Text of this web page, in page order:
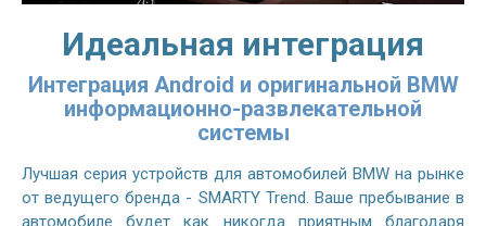
Идеальная интеграция
Интеграция Android и оригинальной BMW
информационно-развлекательной
системы
Лучшая серия устройств для автомобилей BMW на рынке
от ведущего бренда - SMARTY Trend. Ваше пребывание в
автомобиле будет как никогда приятным благодаря